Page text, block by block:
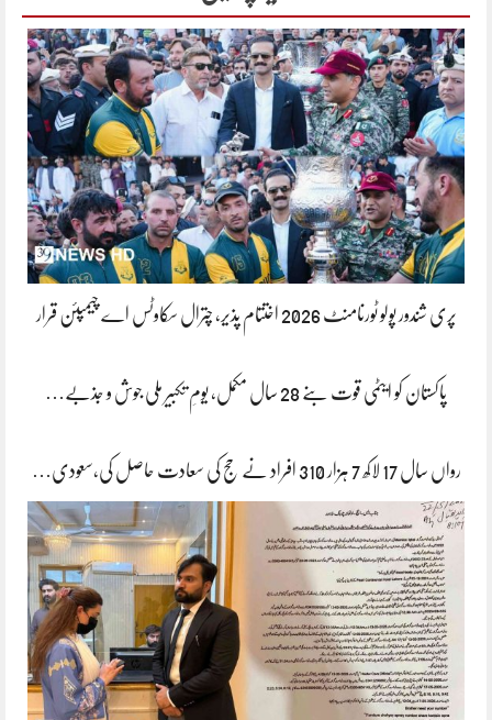
پری شندور پولو ٹورنامنٹ 2026 اختتام پذیر، چترال سکاوٹس اے چیمپئن قرار
پاکستان کو ایٹمی قوت بنے 28 سال مکمل، یومِ تکبیر ملی جوش و جذبے…
رواں سال 17 لاکھ 7 ہزار 310 افراد نے حج کی سعادت حاصل کی،سعودی…